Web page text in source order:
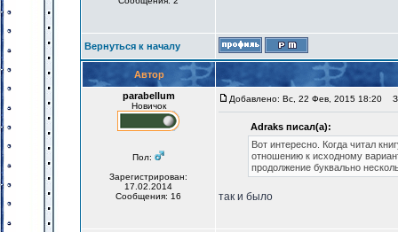
Вернуться к началу
Автор
parabellum
Новичок
Пол:
Зарегистрирован:
17.02.2014
Сообщения: 16
Добавлено: Вс, 22 Фев, 2015 18:20
Adraks писал(а):
Вот интересно. Когда читал
отношению к исходному
продолжение буквально
так и было